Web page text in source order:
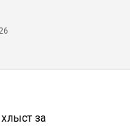
хлыст за